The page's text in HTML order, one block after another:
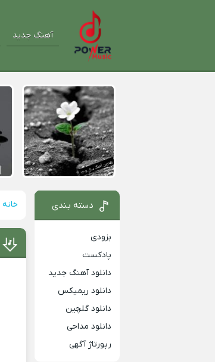
آهنگ جدید
خانه دسته بندی
بزودی
پادکست
دانلود آهنگ جدید
دانلود ریمیکس
دانلود گلچین
دانلود مداحی
رپورتاژ آگهی